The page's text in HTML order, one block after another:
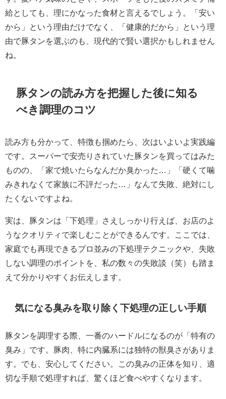
給としても、理にかなった食材と言えるでしょう。「安い
から」という理由だけでなく、「健康的だから」という理
由で豚タンを選ぶのも、現代的で賢い選択かもしれません
ね。
豚タンの読み方を把握した後に知る
べき調理のコツ
読み方も分かって、特徴も掴めたら、次はいよいよ実践編
です。スーパーで安売りされていた豚タンを買ってはみた
ものの、「家で焼いたらなんだか臭かった…」「硬くて噛
みきれなくて家族に不評だった…」なんて失敗、絶対にし
たくないですよね。
実は、豚タンは「下処理」さえしっかり行えば、お店のよ
うなクオリティで楽しむことができるんです。ここでは、
家庭でも再現できるプロ並みの下処理テクニックや、失敗
しない調理のポイントを、私の数々の失敗談（笑）も踏ま
えて分かりやすくお伝えします。
気になる臭みを取り除く下処理の正しい手順
豚タンを調理する際、一番のハードルになるのが「特有の
臭み」です。豚肉、特に内臓系には独特の獣臭さがありま
す。でも、安心してください。この臭みの正体を知り、適
切な手順で処理すれば、驚くほど食べやすくなります。